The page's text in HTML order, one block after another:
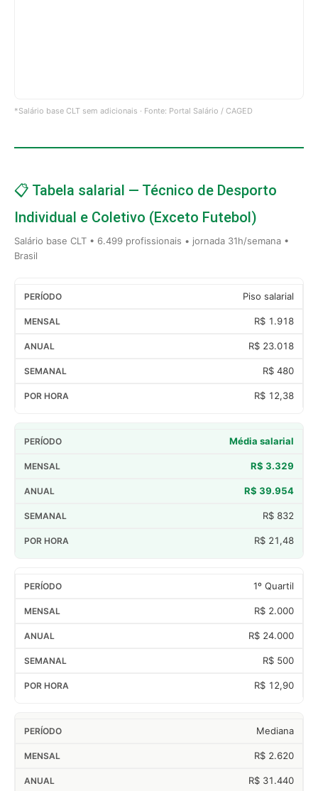
*Salário base CLT sem adicionais · Fonte: Portal Salário / CAGED
📋 Tabela salarial — Técnico de Desporto
Individual e Coletivo (Exceto Futebol)
Salário base CLT • 6.499 profissionais • jornada 31h/semana •
Brasil
Piso salarial
R$ 1.918
R$ 23.018
R$ 480
R$ 12,38
Média salarial
R$ 3.329
R$ 39.954
R$ 832
R$ 21,48
1º Quartil
R$ 2.000
R$ 24.000
R$ 500
R$ 12,90
Mediana
R$ 2.620
R$ 31.440